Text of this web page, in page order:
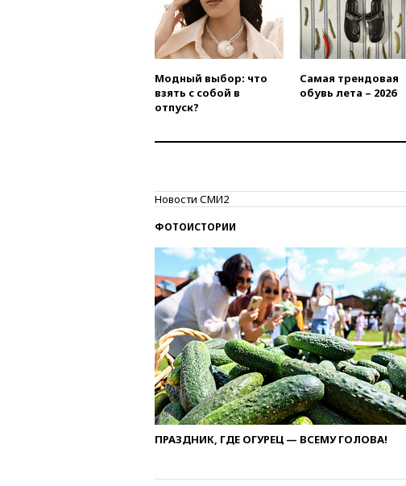
Модный выбор: что
взять с собой в
отпуск?
Самая трендовая
обувь лета – 2026
Новости СМИ2
ФОТОИСТОРИИ
ПРАЗДНИК, ГДЕ ОГУРЕЦ — ВСЕМУ ГОЛОВА!